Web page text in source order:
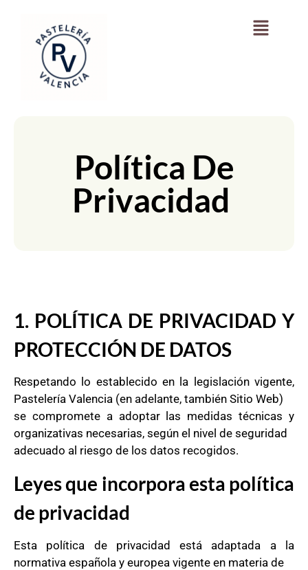
Política De
Privacidad
1. POLÍTICA DE PRIVACIDAD Y
PROTECCIÓN DE DATOS
Respetando lo establecido en la legislación vigente,
Pastelería Valencia (en adelante, también Sitio Web)
se compromete a adoptar las medidas técnicas y
organizativas necesarias, según el nivel de seguridad
adecuado al riesgo de los datos recogidos.
Leyes que incorpora esta política
de privacidad
Esta política de privacidad está adaptada a la
normativa española y europea vigente en materia de